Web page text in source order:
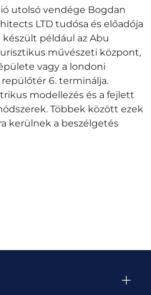
utolsó vendége Bogdan
LTD tudósa és előadója
készült például az Abu
művészeti központ,
vagy a londoni
6. terminálja.
modellezés és a fejlett
Többek között ezek
kerülnek a beszélgetés